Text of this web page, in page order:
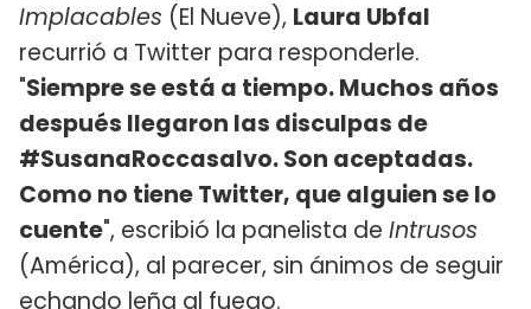
Implacables (El Nueve), Laura Ubfal
recurrió a Twitter para responderle.
"Siempre se está a tiempo. Muchos años
después llegaron las disculpas de
#SusanaRoccasalvo. Son aceptadas.
Como no tiene Twitter, que alguien se lo
cuente", escribió la panelista de Intrusos
(América), al parecer, sin ánimos de seguir
echando leña al fuego.